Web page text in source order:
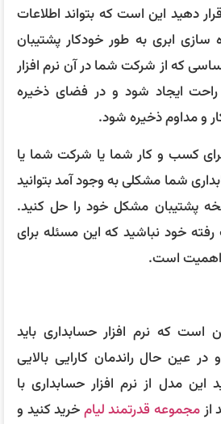
دهید این است که بتواند اطلاعات
ابری به طور خودکار پشتیبان
که از شرکت شما در آن نرم افزار
ایجاد شود و در فضای ذخیره
و مداوم ذخیره شود.
کسب و کار شما یا شرکت شما یا
شما مشکلی به وجود آمد بتوانید
پشتیبان مشکل خود را حل کنید.
خود نباشید که این مسئله برای
اهمیت است.
است که نرم افزار حسابداری باید
عین حال راندمان کارایی بالایی
این مدل از نرم افزار حسابداری با
ازمجموعه قدرتمند لیامخرید کنید و